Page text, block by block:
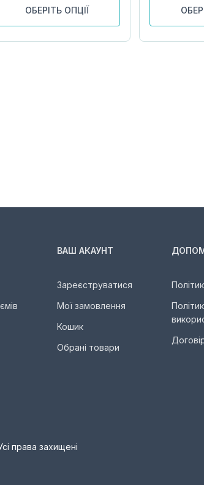
ОБЕРІТЬ ОПЦІЇ
ВАШ АКАУНТ
Зареєструватися
Мої замовлення
Кошик
Обрані товари
права захищені